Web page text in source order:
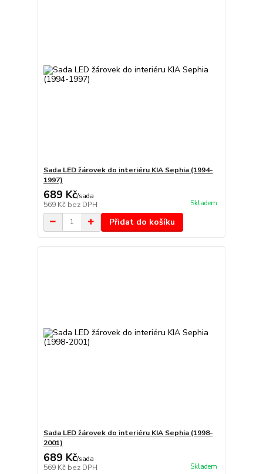
Sada LED žárovek do interiéru KIA Sephia (1994-
1997)
689 Kč/sada
569 Kč bez DPH Skladem
Přidat do košíku
Sada LED žárovek do interiéru KIA Sephia (1998-
2001)
689 Kč/sada
569 Kč bez DPH Skladem